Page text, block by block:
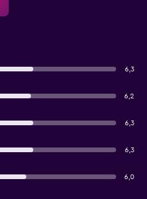
6,3
6,2
6,3
6,3
6,0